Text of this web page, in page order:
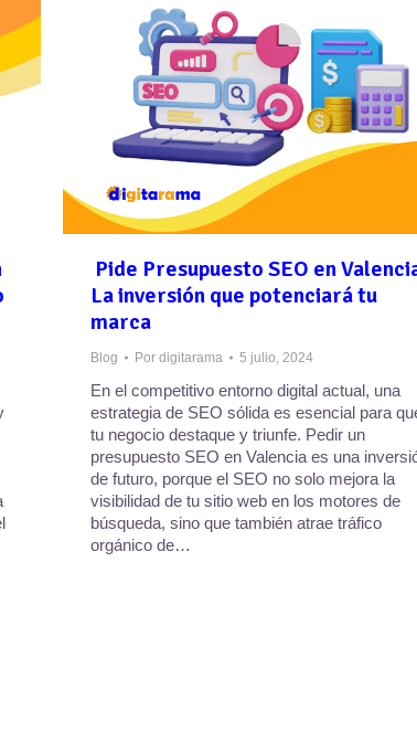
Pide Presupuesto SEO en
La inversión que potenciará tu
marca
Blog Por digitarama 5 julio, 2024
En el competitivo entorno digital actual, una
estrategia de SEO sólida es esencial para
tu negocio destaque y triunfe. Pedir un
presupuesto SEO en Valencia es una
de futuro, porque el SEO no solo mejora la
visibilidad de tu sitio web en los motores de
búsqueda, sino que también atrae tráfico
orgánico de…